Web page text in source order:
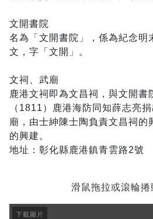
文開書院
名為「文開書院」，係為紀念明
文，字「文開」。
文祠、武廟
鹿港文祠即為文昌祠，與文開書
（1811）鹿港海防同知薛志亮
廟，由士紳陳士陶負責文昌祠的
的興建。
地址：彰化縣鹿港鎮青雲路2號
滑鼠拖拉或滾輪捲
下載圖片